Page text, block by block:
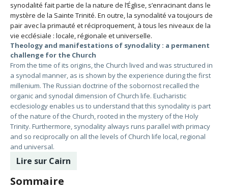
synodalité fait partie de la nature de l’Église, s’enracinant dans le
mystère de la Sainte Trinité. En outre, la synodalité va toujours de
pair avec la primauté et réciproquement, à tous les niveaux de la
vie ecclésiale : locale, régionale et universelle.
Theology and manifestations of synodality : a permanent
challenge for the Church
From the time of its origins, the Church lived and was structured in
a synodal manner, as is shown by the experience during the first
millenium. The Russian doctrine of the sobornost recalled the
organic and synodal dimension of Church life. Eucharistic
ecclesiology enables us to understand that this synodality is part
of the nature of the Church, rooted in the mystery of the Holy
Trinity. Furthermore, synodality always runs parallel with primacy
and so reciprocally on all the levels of Church life local, regional
and universal.
Lire sur Cairn
Sommaire